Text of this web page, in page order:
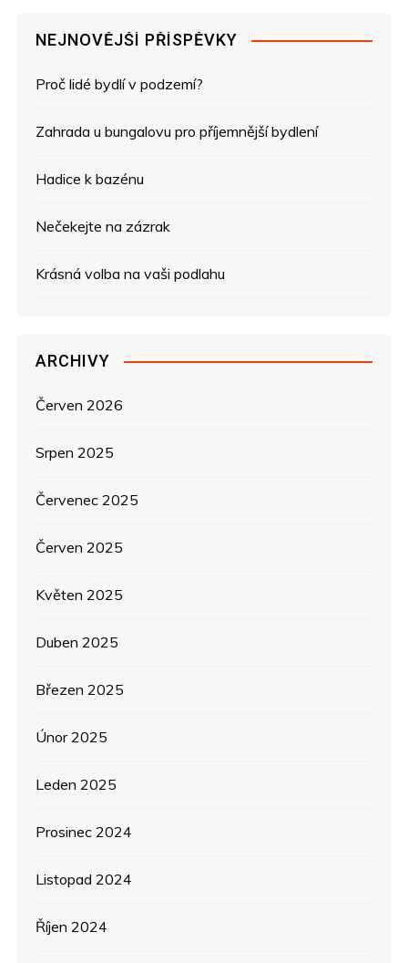
NEJNOVĚJŠÍ PŘÍSPĚVKY
Proč lidé bydlí v podzemí?
Zahrada u bungalovu pro příjemnější bydlení
Hadice k bazénu
Nečekejte na zázrak
Krásná volba na vaši podlahu
ARCHIVY
Červen 2026
Srpen 2025
Červenec 2025
Červen 2025
Květen 2025
Duben 2025
Březen 2025
Únor 2025
Leden 2025
Prosinec 2024
Listopad 2024
Říjen 2024